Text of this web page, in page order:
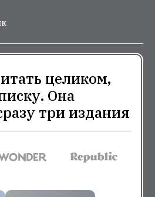
целиком,
Она
три издания